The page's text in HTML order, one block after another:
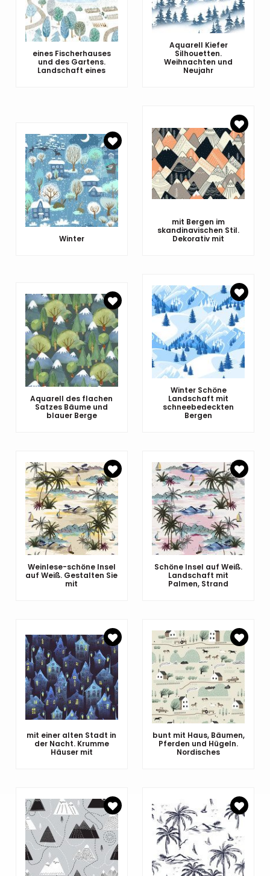
eines Fischerhauses
und des Gartens.
Landschaft eines
Aquarell Kiefer
Silhouetten.
Weihnachten und
Neujahr
Winter
mit Bergen im
skandinavischen Stil.
Dekorativ mit
Aquarell des flachen
Satzes Bäume und
blauer Berge
Winter Schöne
Landschaft mit
schneebedeckten
Bergen
Weinlese-schöne Insel
auf Weiß. Gestalten Sie
mit
Schöne Insel auf Weiß.
Landschaft mit
Palmen, Strand
mit einer alten Stadt in
der Nacht. Krumme
Häuser mit
bunt mit Haus, Bäumen,
Pferden und Hügeln.
Nordisches